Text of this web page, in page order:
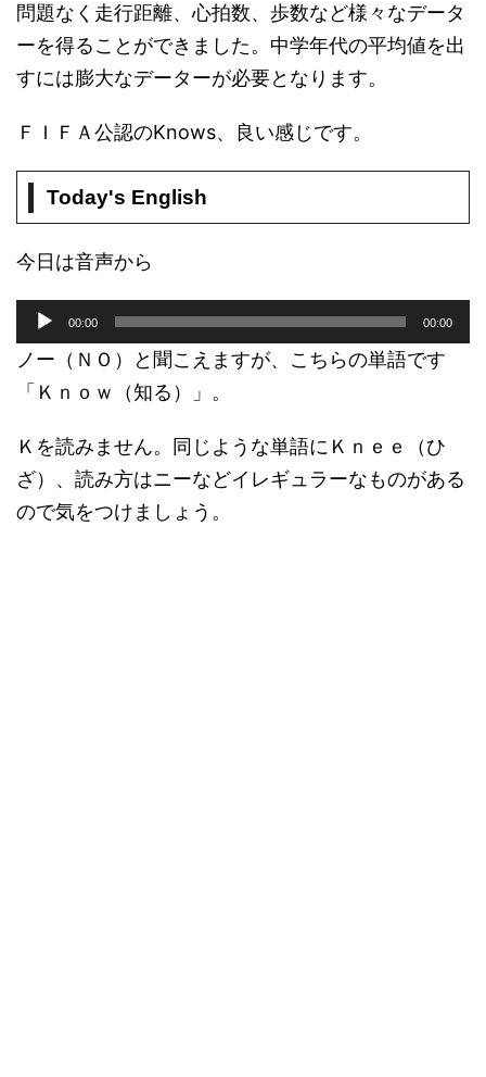
問題なく走行距離、心拍数、歩数など様々なデータ
ーを得ることができました。中学年代の平均値を出
すには膨大なデーターが必要となります。
ＦＩＦＡ公認のKnows、良い感じです。
Today's English
今日は音声から
プ
レ
ー
00:00 00:00
ノー（ＮＯ）と聞こえますが、こちらの単語です
「Ｋｎｏｗ（知る）」。
Ｋを読みません。同じような単語にＫｎｅｅ（ひ
ざ）、読み方はニーなどイレギュラーなものがある
ので気をつけましょう。